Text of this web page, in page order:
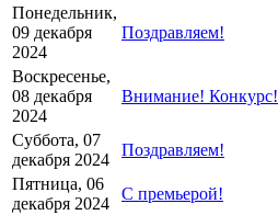
Понедельник,
09 декабря
2024
Поздравляем!
Воскресенье,
08 декабря
2024
Внимание! Конкурс!
Суббота, 07
декабря 2024
Поздравляем!
Пятница, 06
декабря 2024
С премьерой!